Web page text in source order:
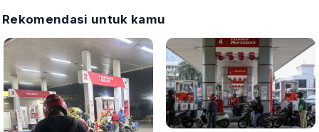
Rekomendasi untuk kamu